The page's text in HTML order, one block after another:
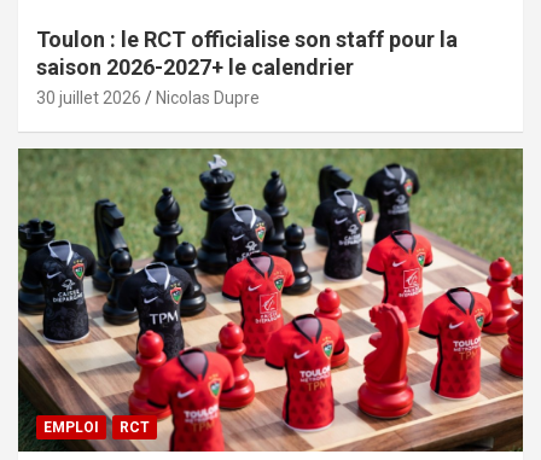
Toulon : le RCT officialise son staff pour la
saison 2026-2027+ le calendrier
30 juillet 2026 Nicolas Dupre
EMPLOI RCT